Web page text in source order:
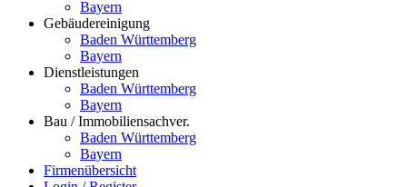
Bayern
Gebäudereinigung
Baden Württemberg
Bayern
Dienstleistungen
Baden Württemberg
Bayern
Bau / Immobiliensachver.
Baden Württemberg
Bayern
Firmenübersicht